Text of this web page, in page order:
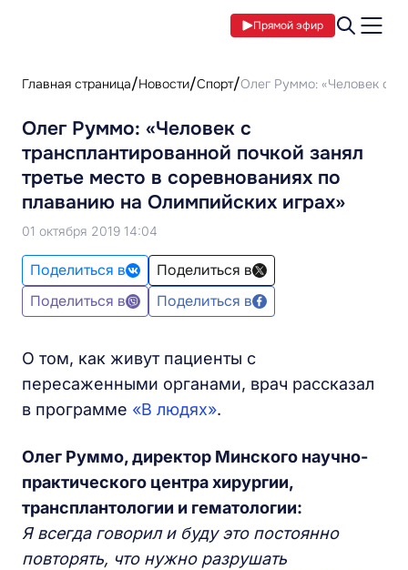
Прямой эфир
Главная страница Новости Спорт Олег Руммо: «Человек с
Олег Руммо: «Человек с
трансплантированной почкой занял
третье место в соревнованиях по
плаванию на Олимпийских играх»
01 октября 2019 14:04
Поделиться в
Поделиться в
Поделиться в
Поделиться в
О том, как живут пациенты с
пересаженными органами, врач рассказал
в программе «В людях».
Олег Руммо, директор Минского научно-
практического центра хирургии,
трансплантологии и гематологии:
Я всегда говорил и буду это постоянно
повторять, что нужно разрушать